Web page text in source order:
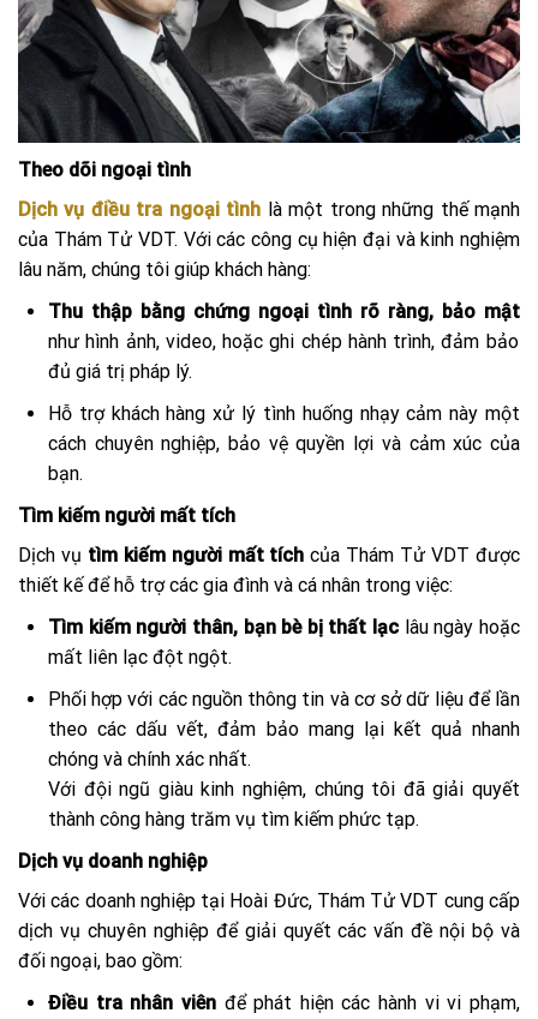
Theo dõi ngoại tình
Dịch vụ điều tra ngoại tình là một trong những thế mạnh
của Thám Tử VDT. Với các công cụ hiện đại và kinh nghiệm
lâu năm, chúng tôi giúp khách hàng:
Thu thập bằng chứng ngoại tình rõ ràng, bảo mật
như hình ảnh, video, hoặc ghi chép hành trình, đảm bảo
đủ giá trị pháp lý.
Hỗ trợ khách hàng xử lý tình huống nhạy cảm này một
cách chuyên nghiệp, bảo vệ quyền lợi và cảm xúc của
bạn.
Tìm kiếm người mất tích
Dịch vụ tìm kiếm người mất tích của Thám Tử VDT được
thiết kế để hỗ trợ các gia đình và cá nhân trong việc:
Tìm kiếm người thân, bạn bè bị thất lạc lâu ngày hoặc
mất liên lạc đột ngột.
Phối hợp với các nguồn thông tin và cơ sở dữ liệu để lần
theo các dấu vết, đảm bảo mang lại kết quả nhanh
chóng và chính xác nhất.
Với đội ngũ giàu kinh nghiệm, chúng tôi đã giải quyết
thành công hàng trăm vụ tìm kiếm phức tạp.
Dịch vụ doanh nghiệp
Với các doanh nghiệp tại Hoài Đức, Thám Tử VDT cung cấp
dịch vụ chuyên nghiệp để giải quyết các vấn đề nội bộ và
đối ngoại, bao gồm:
Điều tra nhân viênđể phát hiện các hành vi vi phạm,